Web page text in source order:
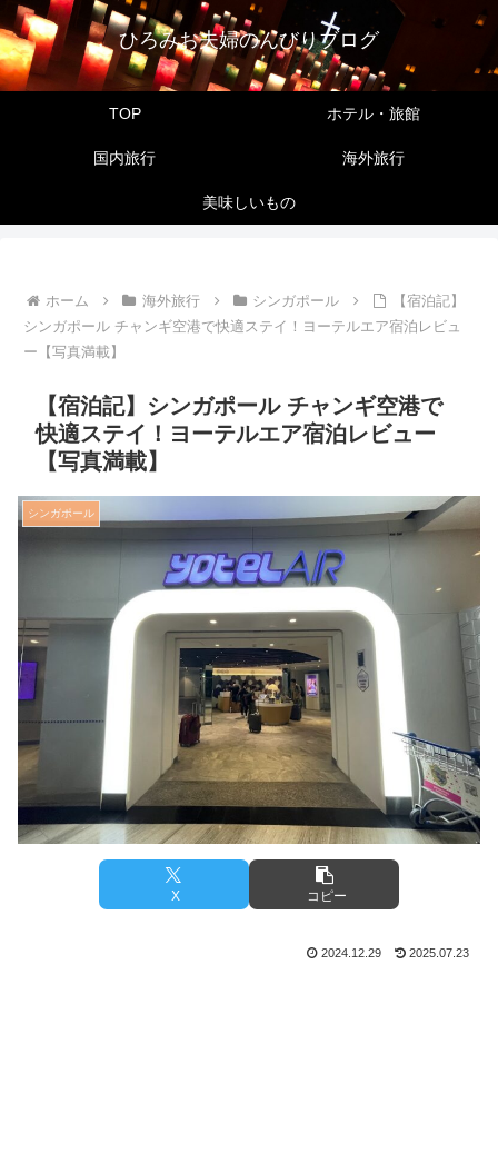
ひろみお夫婦のんびりブログ
TOP ホテル・旅館
国内旅行 海外旅行
美味しいもの
ホーム 海外旅行 シンガポール
【宿泊記】
シンガポール チャンギ空港で快適ステイ！ヨーテルエア宿泊レビュ
ー【写真満載】
【宿泊記】シンガポール チャンギ空港で
快適ステイ！ヨーテルエア宿泊レビュー
【写真満載】
シンガポール
X コピー
2024.12.29 2025.07.23